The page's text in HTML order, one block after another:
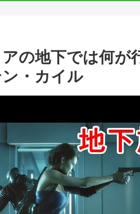
の地下では何が
・カイル